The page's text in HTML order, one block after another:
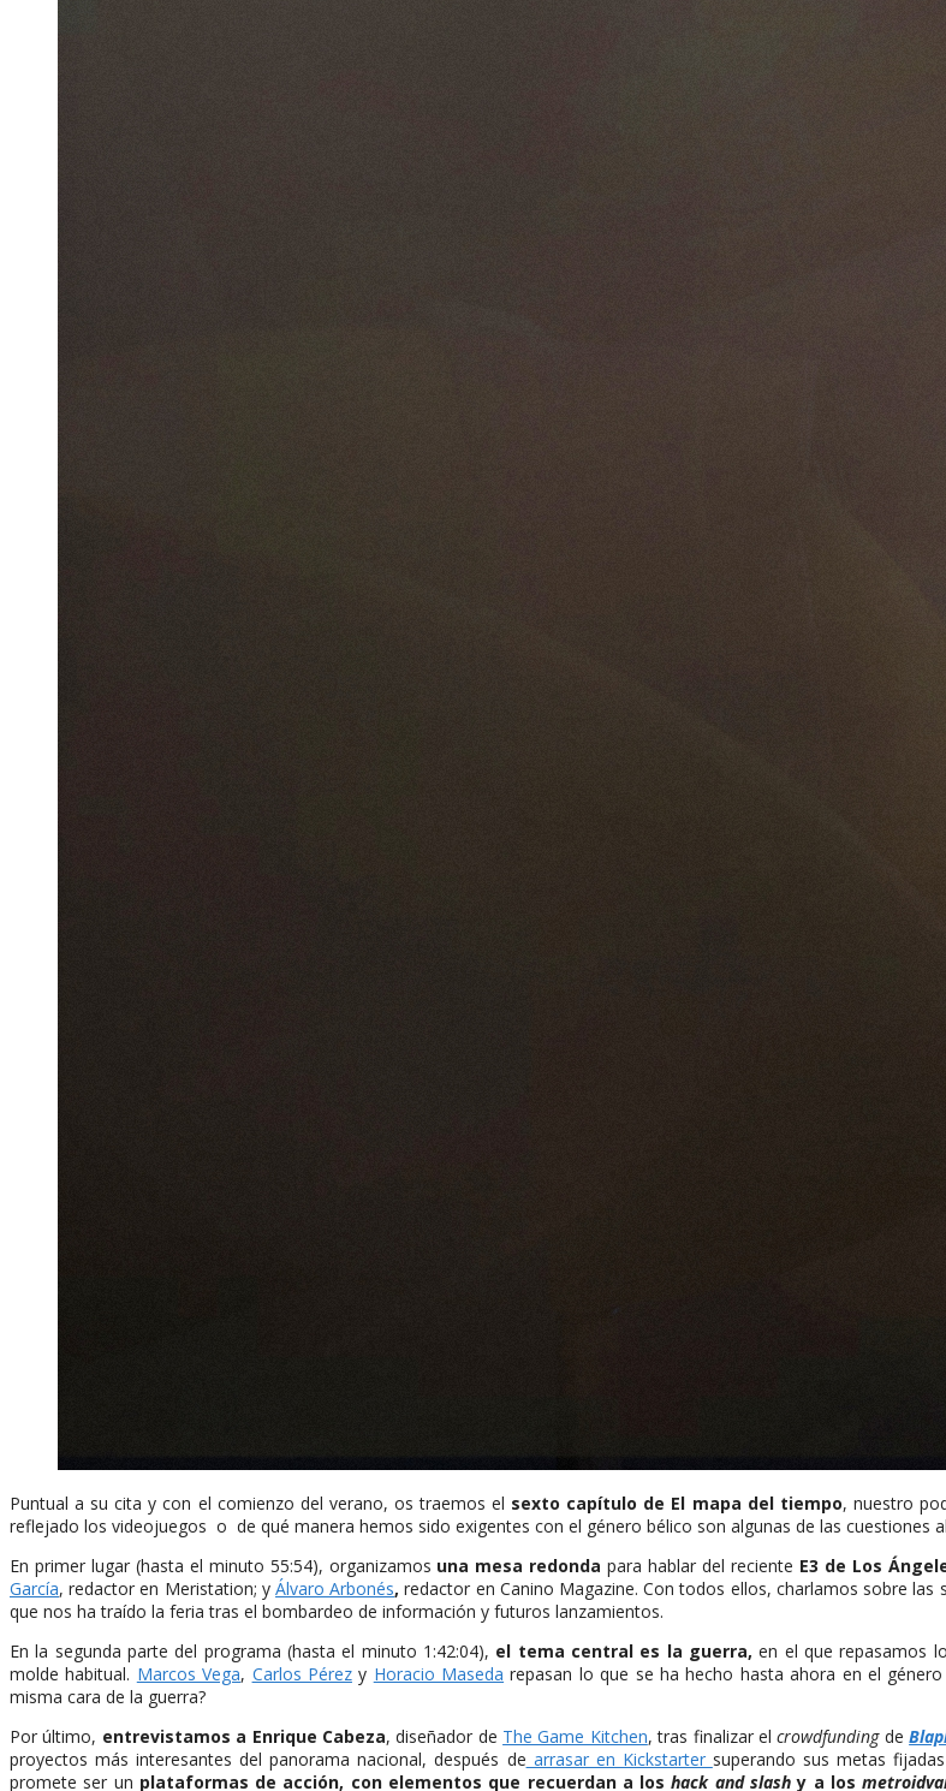
Puntual a su cita y con el comienzo del verano, os traemos el sexto capítulo de El mapa del tiempo, nuestro
reflejado los videojuegos o de qué manera hemos sido exigentes con el género bélico son algunas de las cuestiones
En primer lugar (hasta el minuto 55:54), organizamos una mesa redondapara hablar del reciente E3 de Los
García, redactor en Meristation; yÁlvaro Arbonés, redactor en Canino Magazine. Con todos ellos, charlamos sobre
que nos ha traído la feria tras el bombardeo de información y futuros lanzamientos.
En la segunda parte del programa (hasta el minuto 1:42:04), el tema central es la guerra, en el que repasamos
molde habitual. Marcos Vega, Carlos Pérezy Horacio Maseda repasan lo que se ha hecho hasta ahora en el
misma cara de la guerra?
Por último, entrevistamos a Enrique Cabeza, diseñador de The Game Kitchen, tras finalizar elcrowdfundingde
proyectos más interesantes del panorama nacional, después de arrasar en Kickstarter superando sus metas
promete ser un plataformas de acción, con elementos que recuerdan a loshack and slashy a los